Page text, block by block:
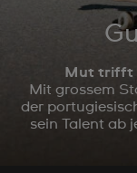
Mut trifft
Mit grossem
der
sein Talent ab